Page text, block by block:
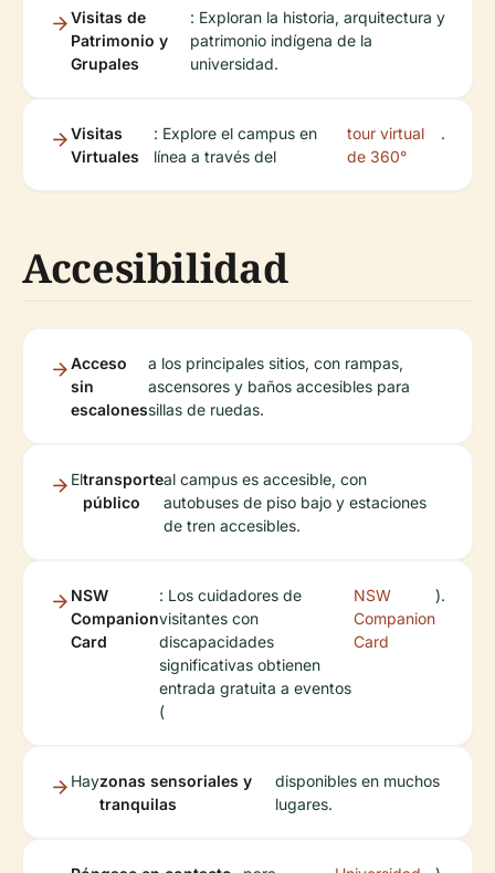
Visitas de
Patrimonio y
Grupales
: Exploran la historia, arquitectura y
patrimonio indígena de la
universidad.
Visitas
Virtuales
: Explore el campus en
línea a través del
tour virtual
de 360°
.
Accesibilidad
Acceso
sin
escalones
a los principales sitios, con rampas,
ascensores y baños accesibles para
sillas de ruedas.
Eltransporte
público
al campus es accesible, con
autobuses de piso bajo y estaciones
de tren accesibles.
NSW
Companion
Card
: Los cuidadores de
visitantes con
discapacidades
significativas obtienen
entrada gratuita a eventos
(
NSW
Companion
Card
).
Hayzonas sensoriales y
tranquilas
disponibles en muchos
lugares.